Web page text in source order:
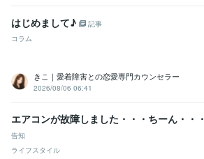
はじめまして♪
記事
コラム
きこ｜愛着障害との恋愛専門カウンセラー
2026/08/06 06:41
エアコンが故障しました・・・ちーん・・・
告知
ライフスタイル